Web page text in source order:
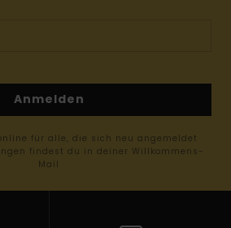
Anmelden
für alle, die sich neu angemeldet
findest du in deiner Willkommens-
Mail